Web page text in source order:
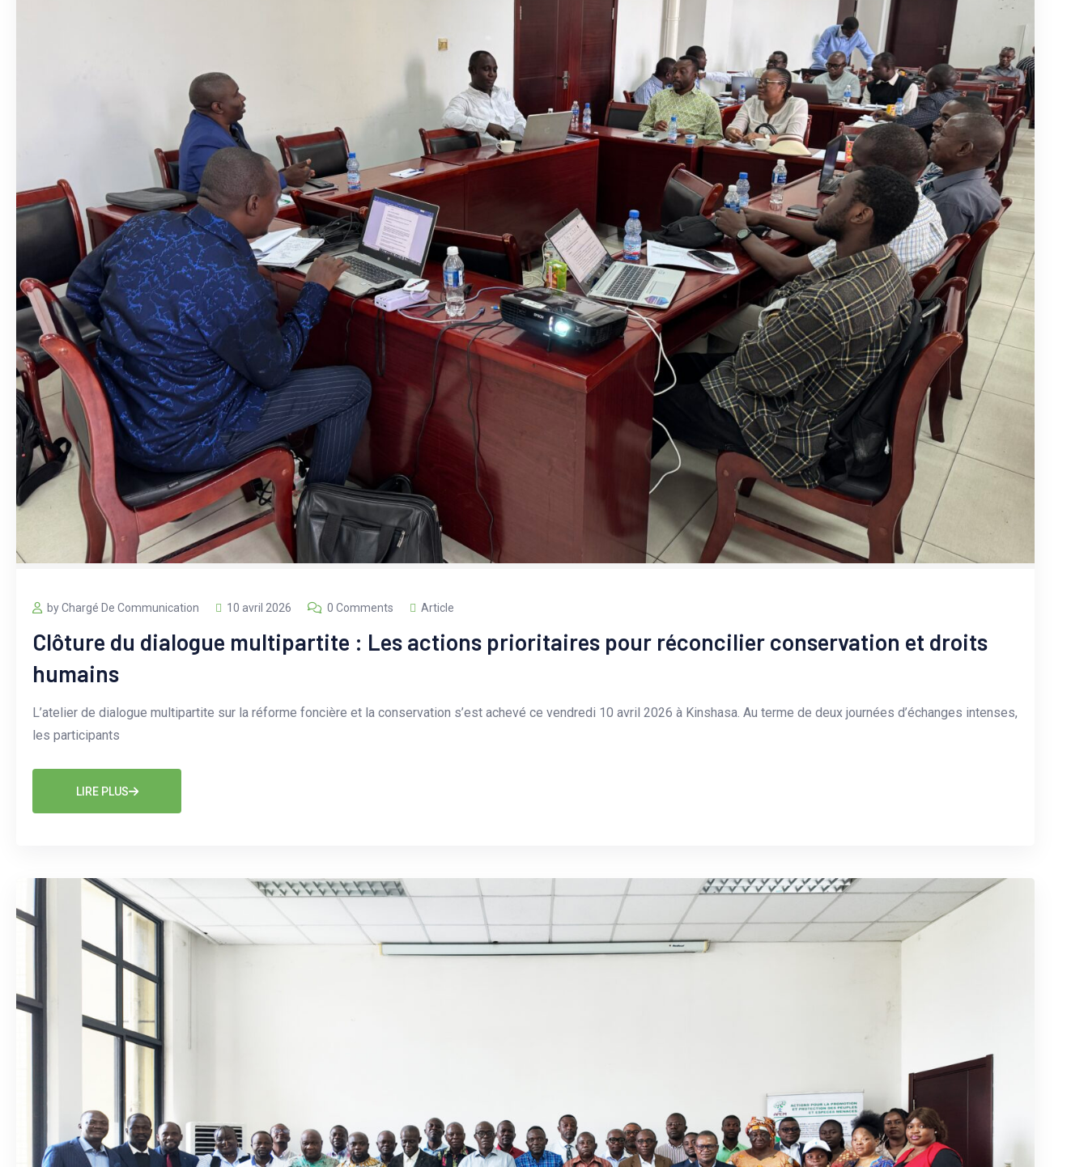
by Chargé De Communication 10 avril 2026 0 Comments Article
Clôture du dialogue multipartite : Les actions prioritaires pour réconcilier conservation et droits
humains
L’atelier de dialogue multipartite sur la réforme foncière et la conservation s’est achevé ce vendredi 10 avril 2026 à Kinshasa. Au terme de deux journées d’échanges intenses,
les participants
LIRE PLUS